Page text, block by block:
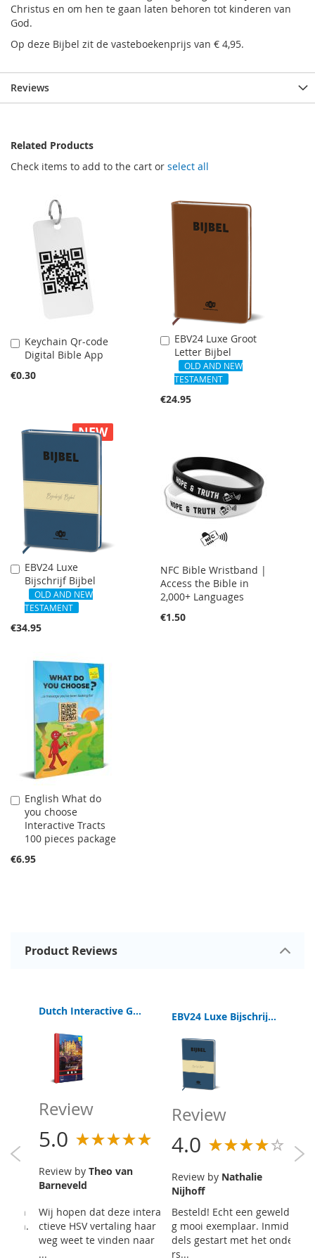
Christus en om hen te gaan laten behoren tot kinderen van
God.
Op deze Bijbel zit de vasteboekenprijs van € 4,95.
Reviews
Related Products
Check items to add to the cart or select all
Keychain Qr-code
Digital Bible App
€0.30
Add
to
Cart
EBV24 Luxe Groot
Letter Bijbel
OLD AND NEW
TESTAMENT
€24.95
Add
to
Cart
NEW
EBV24 Luxe
Bijschrijf Bijbel
OLD AND NEW
TESTAMENT
€34.95
Add
to
Cart
NFC Bible Wristband |
Access the Bible in
2,000+ Languages
€1.50
English What do
you choose
Interactive Tracts
100 pieces package
€6.95
Add
to
Cart
Product Reviews
Dutch Interactive Gospel of John Amsterdam
Review
5.0
Review by Theo van
Barneveld
Wij hopen dat deze intera
ctieve HSV vertaling haar
weg weet te vinden naar
...
EBV24 Luxe Bijschrijf Bijbel
Review
4.0
Review by Nathalie
Nijhoff
Besteld! Echt een geweldi
g mooi exemplaar. Inmid
dels gestart met het onde
rs...